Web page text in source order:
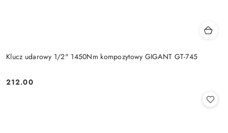
Klucz udarowy 1/2" 1450Nm kompozytowy GIGANT GT-745
Cena:
212.00